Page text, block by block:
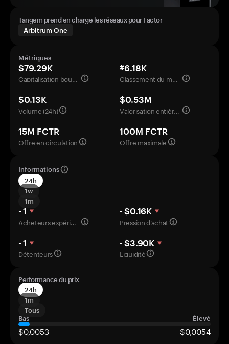
Tangem prend en charge les réseaux pour Factor
Arbitrum One
Métriques
$79.29K
Capitalisation boursière
#6.18K
Classement du marché
$0.13K
Volume (24h)
$0.53M
Valorisation entièrement diluée
15M FCTR
Offre en circulation
100M FCTR
Offre maximale
Informations
24h
1w
1m
- 1
Acheteurs expérimentés
- $0.16K
Pression d’achat
- 1
Détenteurs
- $3.90K
Liquidité
Performance du prix
24h
1m
Tous
Bas
Élevé
$0,0053 $0,0054